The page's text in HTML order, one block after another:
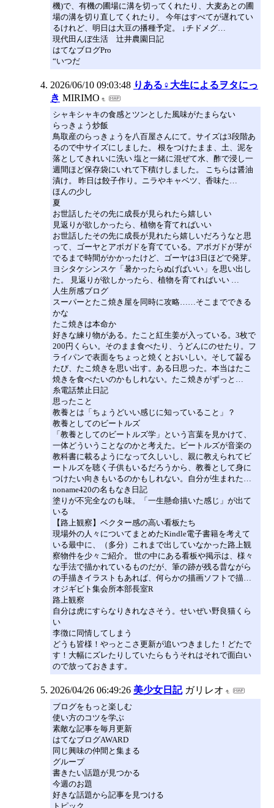
機)で、有機の圃場に溝を切ってくれたり、大麦あとの圃
場の溝を切り直してくれたり。 今年はすべてが遅れてい
るけれど、明日は大豆の播種予定。 ↓チドメグ…
現代田んぼ生活 辻井農園日記
はてなブログPro
“いつだ
2026/06/10 09:03:48 りある♀大生によるヲタにっ
き MIRIMO
シャキシャキの食感とツンとした風味がたまらない
らっきょう炒飯
鳥取産のらっきょうを八百屋さんにて。サイズは3段階あ
るので中サイズにしました。 根をつけたまま、土、泥を
落としてきれいに洗い 塩と一緒に混ぜて水、酢で浸し一
週間ほど保存袋にいれて下積けしました。 こちらは醤油
漬け。 昨日は餃子作り。ニラやキャベツ、香味た…
ほんの少し
夏
お世話したその先に成長が見られたら嬉しい
見返りが欲しかったら、植物を育てればいい
お世話したその先に成長が見れたら嬉しいだろうなと思
って、ゴーヤとアボガドを育てている。アボガドが芽が
でるまで時間がかかったけど、ゴーヤは3日ほどで発芽。
ヨシタケシンスケ「暑かったらぬげばいい」を思い出し
た。 見返りが欲しかったら、植物を育てればいい …
人生所感ブログ
スーパーとたこ焼き屋を同時に攻略……そこまでできる
かな
たこ焼きは本命か
好きな練り物がある。たこと紅生姜が入っている。3枚で
200円くらい。そのまま食べたり、うどんにのせたり。フ
ライパンで表面をちょっと焼くとおいしい。そして齧る
たび、たこ焼きを思い出す。ある日思った。本当はたこ
焼きを食べたいのかもしれない。たこ焼きがずっと…
糸電話禁止日記
思ったこと
教養とは「ちょうどいい感じに知っていること」？
教養としてのビートルズ
「教養としてのビートルズ学」という言葉を見かけて、
一体どういうことなのかと考えた。ビートルズが音楽の
教科書に載るようになって久しいし、親に教えられてビ
ートルズを聴く子供もいるだろうから、教養として身に
つけたい向きもいるのかもしれない。自分が生まれた…
noname420の名もなき日記
塗りが不完全なのも味。「一生懸命描いた感じ」が出て
いる
【路上観察】ベクター感の高い看板たち
現場外の人々についてまとめたKindle電子書籍を考えて
いる最中に、（多分）これまで出していなかった路上観
察物件を少々ご紹介。 世の中にある看板や掲示は、様々
な手法で描かれているものだが、筆の跡が残る昔ながら
の手描きイラストもあれば、何らかの描画ソフトで描…
オジギビト集会所本部長室R
路上観察
自分は虎にすらなりきれなさそう。せいぜい野良猫くら
い
李徴に同情してしまう
どうも皆様！やっとこさ更新が追いつきました！どたで
す！大幅にズレたりしていたらもうそれはそれで面白い
ので放っておきます。
2026/04/26 06:49:26 美少女日記 ガリレオ
ブログをもっと楽しむ
使い方のコツを学ぶ
素敵な記事を毎月更新
はてなブログAWARD
同じ興味の仲間と集まる
グループ
書きたい話題が見つかる
今週のお題
好きな話題から記事を見つける
トピック